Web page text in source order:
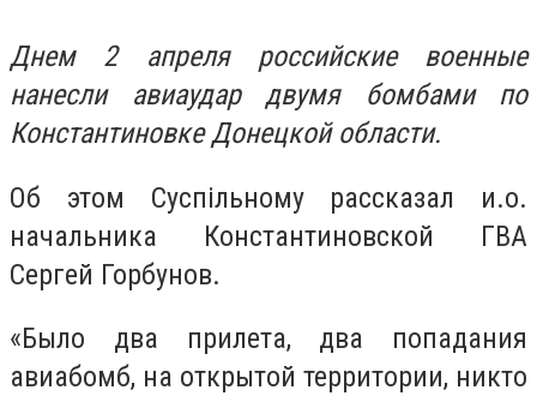
Днем 2 апреля российские военные
нанесли авиаудар двумя бомбами по
Константиновке Донецкой области.
Об этом Суспільному рассказал и.о.
начальника Константиновской ГВА
Сергей Горбунов.
«Было два прилета, два попадания
авиабомб, на открытой территории, никто